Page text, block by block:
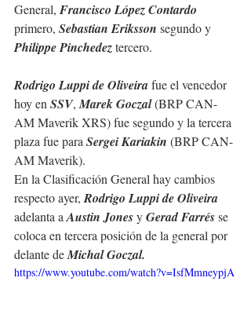
General, Francisco López Contardo
primero, Sebastian Eriksson segundo y
Philippe Pinchedez tercero.
Rodrigo Luppi de Oliveira fue el vencedor
hoy en SSV, Marek Goczal (BRP CAN-
AM Maverik XRS) fue segundo y la tercera
plaza fue para Sergei Kariakin (BRP CAN-
AM Maverik).
En la Clasificación General hay cambios
respecto ayer, Rodrigo Luppi de Oliveira
adelanta a Austin Jones y Gerad Farrés se
coloca en tercera posición de la general por
delante de Michal Goczal.
https://www.youtube.com/watch?v=IsfMmneypjA